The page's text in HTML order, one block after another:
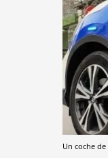
Un coche